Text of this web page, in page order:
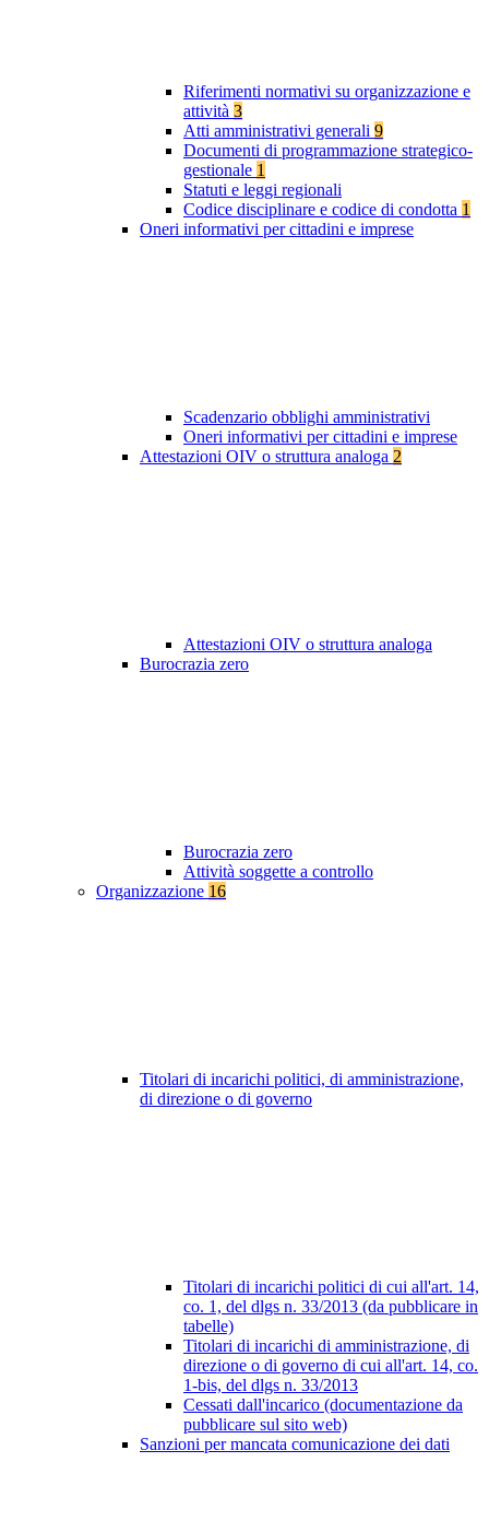
Riferimenti normativi su organizzazione e
attività 3
Atti amministrativi generali 9
Documenti di programmazione strategico-
gestionale 1
Statuti e leggi regionali
Codice disciplinare e codice di condotta 1
Oneri informativi per cittadini e imprese
Scadenzario obblighi amministrativi
Oneri informativi per cittadini e imprese
Attestazioni OIV o struttura analoga 2
Attestazioni OIV o struttura analoga
Burocrazia zero
Burocrazia zero
Attività soggette a controllo
Organizzazione 16
Titolari di incarichi politici, di amministrazione,
di direzione o di governo
Titolari di incarichi politici di cui all'art. 14,
co. 1, del dlgs n. 33/2013 (da pubblicare in
tabelle)
Titolari di incarichi di amministrazione, di
direzione o di governo di cui all'art. 14, co.
1-bis, del dlgs n. 33/2013
Cessati dall'incarico (documentazione da
pubblicare sul sito web)
Sanzioni per mancata comunicazione dei dati